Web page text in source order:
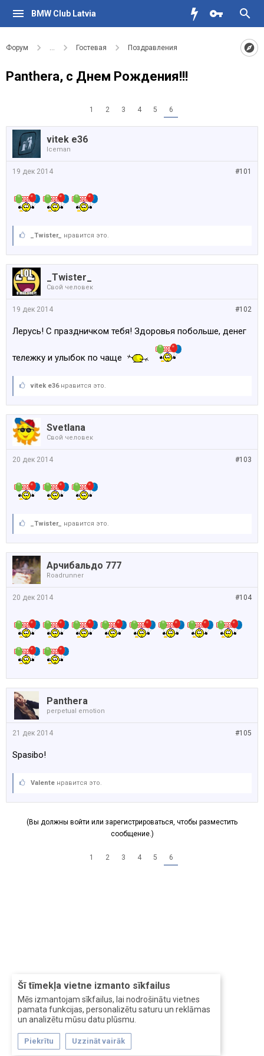
BMW Club Latvia
Форум ... Гостевая Поздравления
Šī tīmekļa vietne izmanto sīkfailus
Mēs izmantojam sīkfailus, lai nodrošinātu vietnes
pamata funkcijas, personalizētu saturu un reklāmas
un analizētu mūsu datu plūsmu.
Piekrītu Uzzināt vairāk
Panthera, с Днем Рождения!!!
1 2 3 4 5 6
vitek e36
Iceman
#101
19 дек 2014
_Twister_ нравится это.
_Twister_
Свой человек
#102
19 дек 2014
Лерусь! С праздничком тебя! Здоровья побольше, денег
тележку и улыбок по чаще
vitek e36нравится это.
Svetlana
Свой человек
#103
20 дек 2014
_Twister_ нравится это.
Арчибальдо 777
Roadrunner
#104
20 дек 2014
Panthera
perpetual emotion
#105
21 дек 2014
Spasibo!
Valente нравится это.
(Вы должны войти или зарегистрироваться, чтобы разместить
сообщение.)
1 2 3 4 5 6